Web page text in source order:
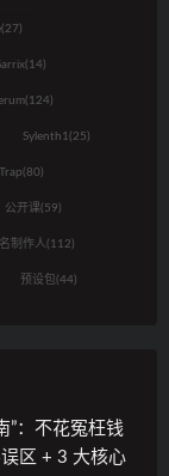
(27)
(14)
(124)
Sylenth1(25)
Trap(80)
公开课(59)
制作人(112)
预设包(44)
”：不花冤枉钱
区 + 3 大核心